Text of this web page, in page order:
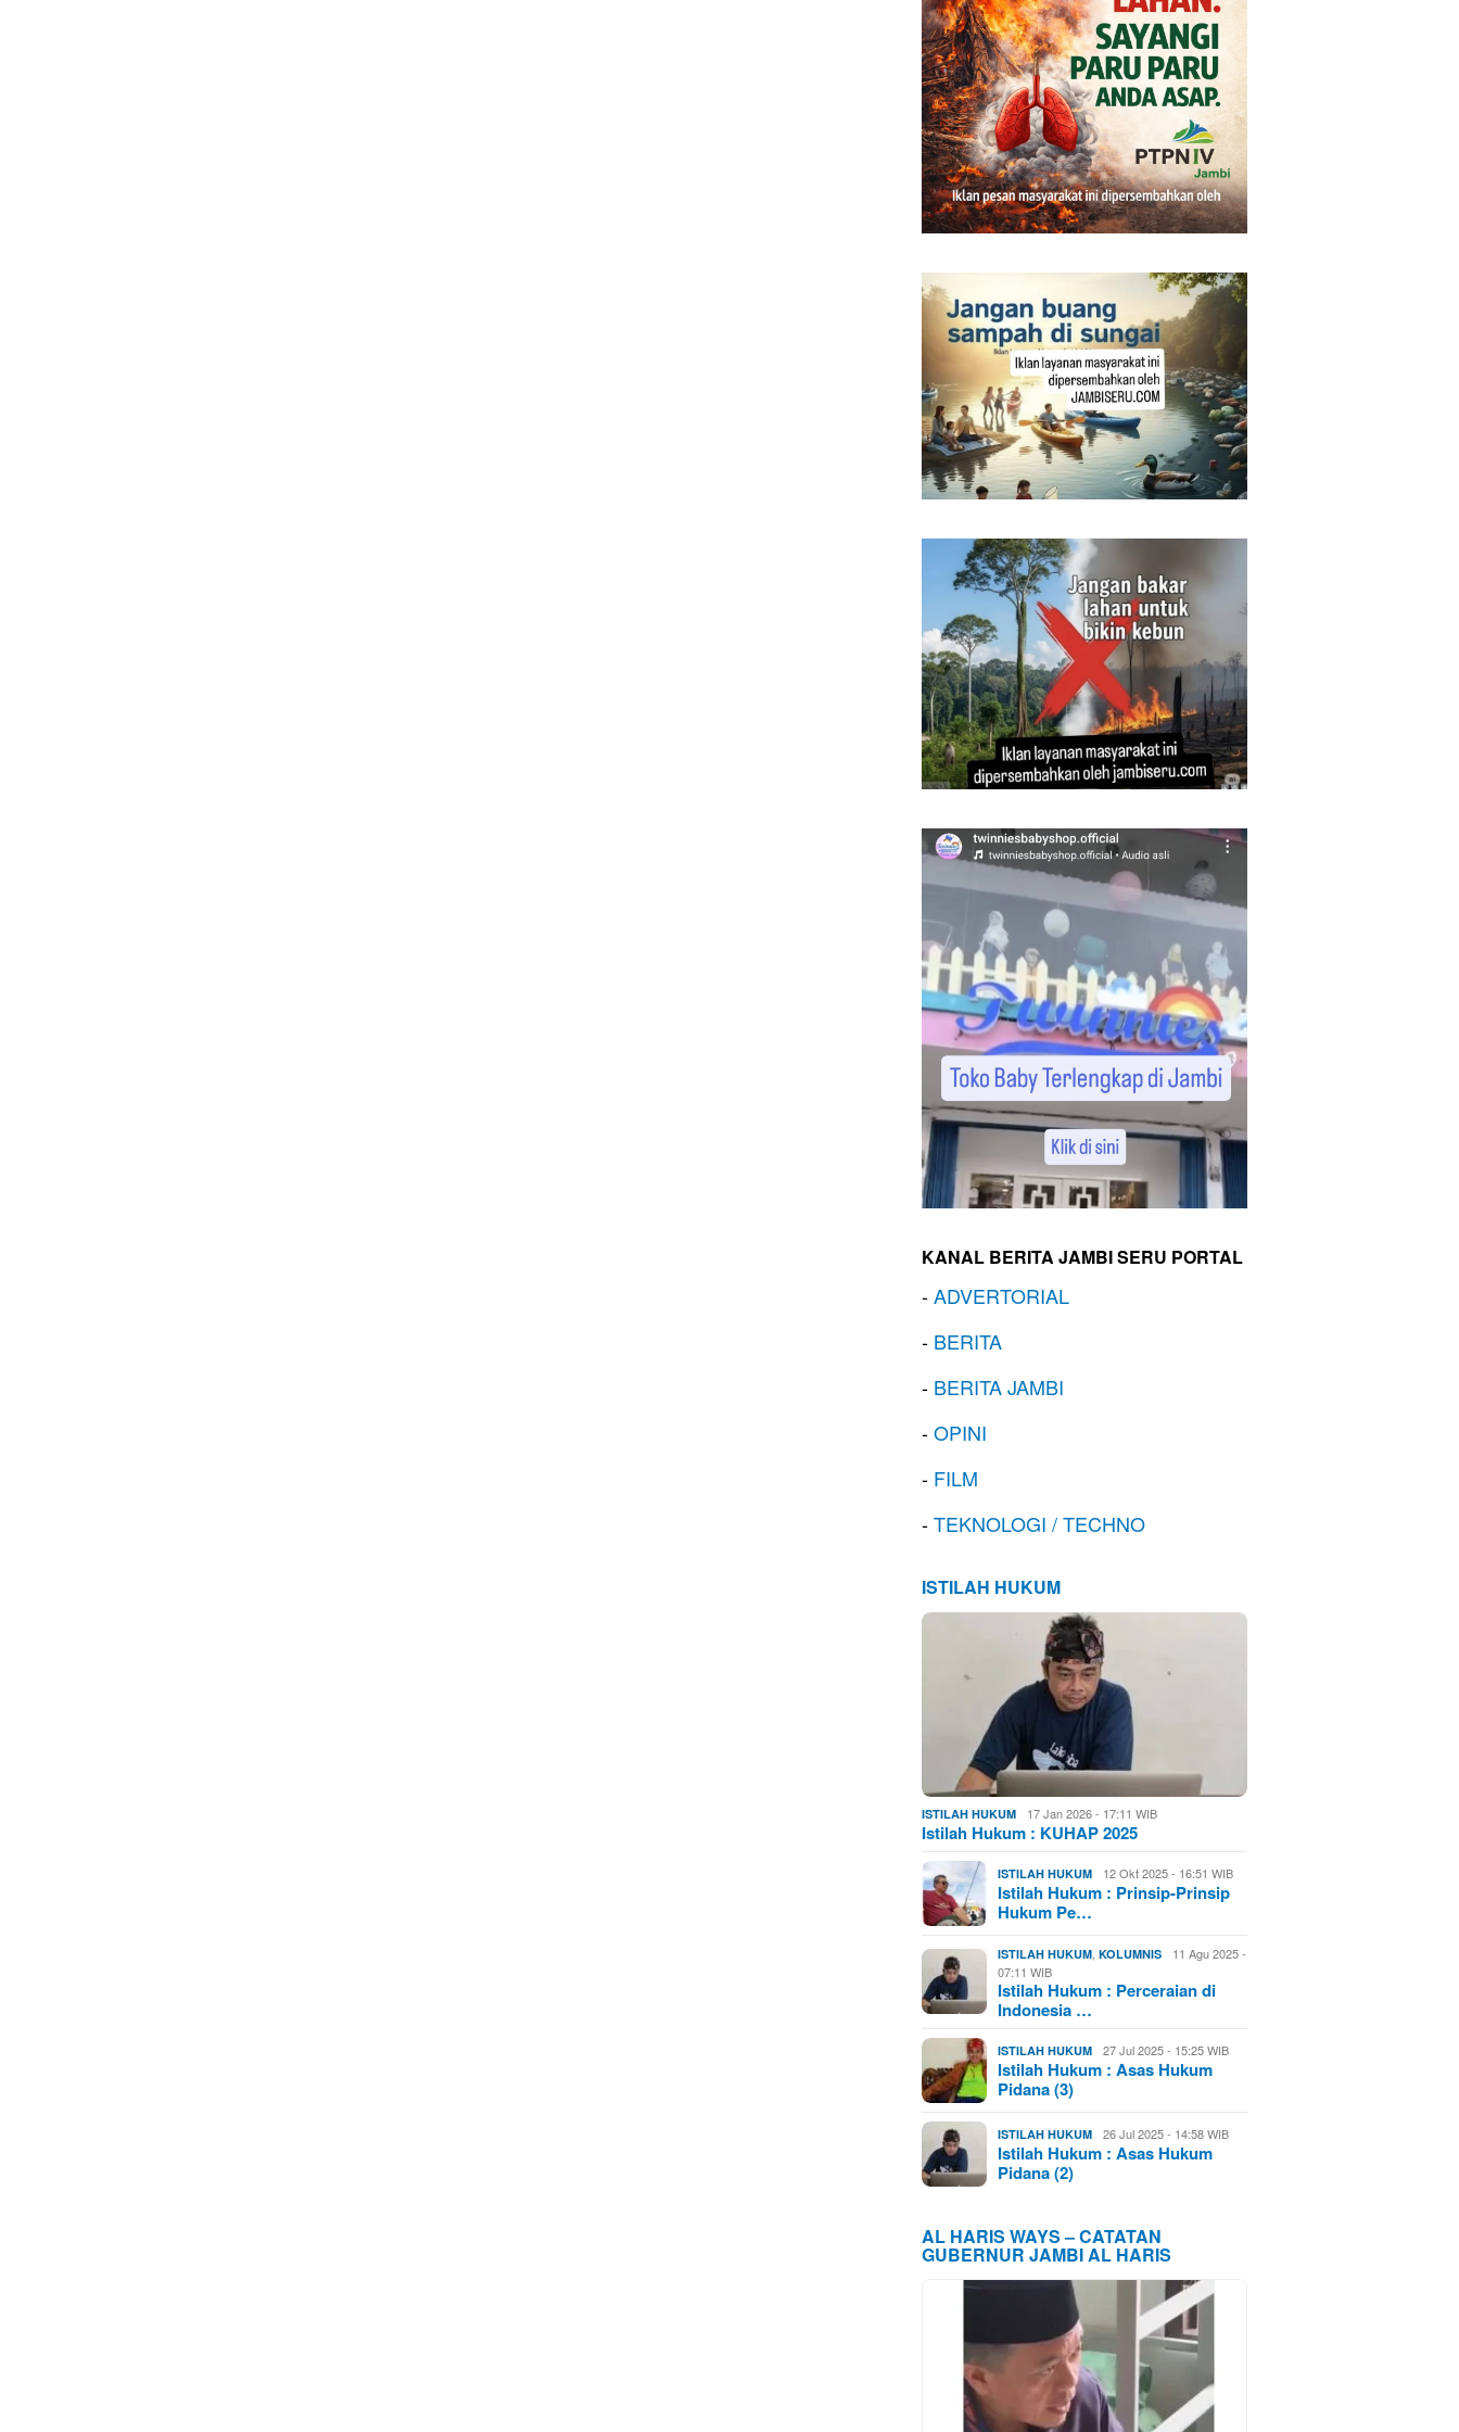
KANAL BERITA JAMBI SERU PORTAL
-ADVERTORIAL
- BERITA
- BERITA JAMBI
-OPINI
- FILM
-TEKNOLOGI / TECHNO
ISTILAH HUKUM
ISTILAH HUKUM 17 Jan 2026 - 17:11 WIB
Istilah Hukum : KUHAP 2025
ISTILAH HUKUM 12 Okt 2025 - 16:51 WIB
Istilah Hukum : Prinsip-Prinsip
Hukum Pe…
ISTILAH HUKUM ,KOLUMNIS
11 Agu 2025 -
07:11 WIB
Istilah Hukum : Perceraian di
Indonesia …
ISTILAH HUKUM 27 Jul 2025 - 15:25 WIB
Istilah Hukum : Asas Hukum
Pidana (3)
ISTILAH HUKUM 26 Jul 2025 - 14:58 WIB
Istilah Hukum : Asas Hukum
Pidana (2)
AL HARIS WAYS – CATATAN
GUBERNUR JAMBI AL HARIS